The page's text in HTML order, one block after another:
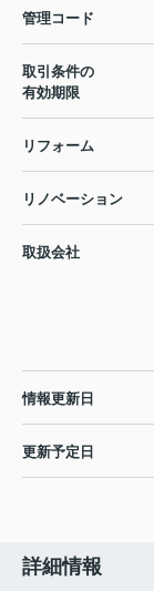
管理コード
取引条件の
有効期限
リフォーム
リノベーション
取扱会社
情報更新日
更新予定日
詳細情報